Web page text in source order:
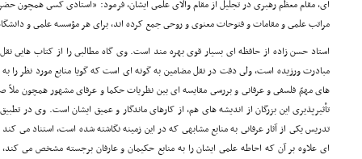
اى، مقام معظم رهبرى در تجلیل از مقام والاى علمى ایشان، فرمود: «استادى کسى همچون
مراتب علمى و مقامات و فتوحات معنوى و روحى جمع کرده اند، براى هر مؤسسه علمى و
استاد حسن زاده از حافظه اى بسیار قوى بهره مند است. وى گاه مطالبى را از کتاب هایى
مبادرت ورزیده است، ولى دقت در نقل مضامین به گونه اى است که گویا منابع مورد نظر را
هاى مهمّ فلسفى و عرفانى و بررسى مقایسه اى بین نظریات حکما و عرفاى مشهور همچون ملاّ
تأثیرپذیرى این بزرگان از اندیشه هاى هم، از کارهاى ماندگار و عمیق ایشان است. وى در
تدریس یکى از آثار عرفانى به منابع مشابهى که در این زمینه نگاشته شده است، استناد مى
اى علاوه بر آن که احاطه علمى ایشان را به منابع حکیمان و عارفان برجسته مشخص مى